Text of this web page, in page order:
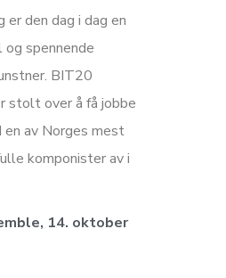
er den dag i dag en
spennende
BIT20
stolt over å få jobbe
av Norges mest
komponister av i
14. oktober